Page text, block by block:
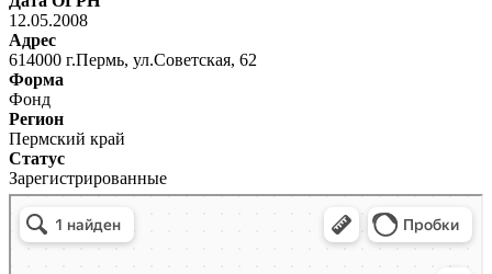
12.05.2008
Адрес
614000 г.Пермь, ул.Советская, 62
Форма
Фонд
Регион
Пермский край
Статус
Зарегистрированные